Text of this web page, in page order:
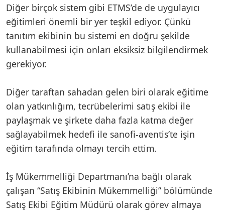
Diğer birçok sistem gibi ETMS’de de uygulayıcı
eğitimleri önemli bir yer teşkil ediyor. Çünkü
tanıtım ekibinin bu sistemi en doğru şekilde
kullanabilmesi için onları eksiksiz bilgilendirmek
gerekiyor.
Diğer taraftan sahadan gelen biri olarak eğitime
olan yatkınlığım, tecrübelerimi satış ekibi ile
paylaşmak ve şirkete daha fazla katma değer
sağlayabilmek hedefi ile sanofi-aventis’te işin
eğitim tarafında olmayı tercih ettim.
İş Mükemmelliği Departmanı’na bağlı olarak
çalışan “Satış Ekibinin Mükemmelliği” bölümünde
Satış Ekibi Eğitim Müdürü olarak görev almaya